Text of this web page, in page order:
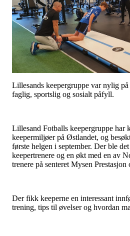
Lillesands keepergruppe var nylig
faglig, sportslig og sosialt påfyll.
Lillesand Fotballs keepergruppe har
keepermiljøer på Østlandet, og
første helgen i september. Der ble
keepertrenere og en økt med en av
trenere på senteret Mysen Prestasjon
Der fikk keeperne en interessant
trening, tips til øvelser og hvordan